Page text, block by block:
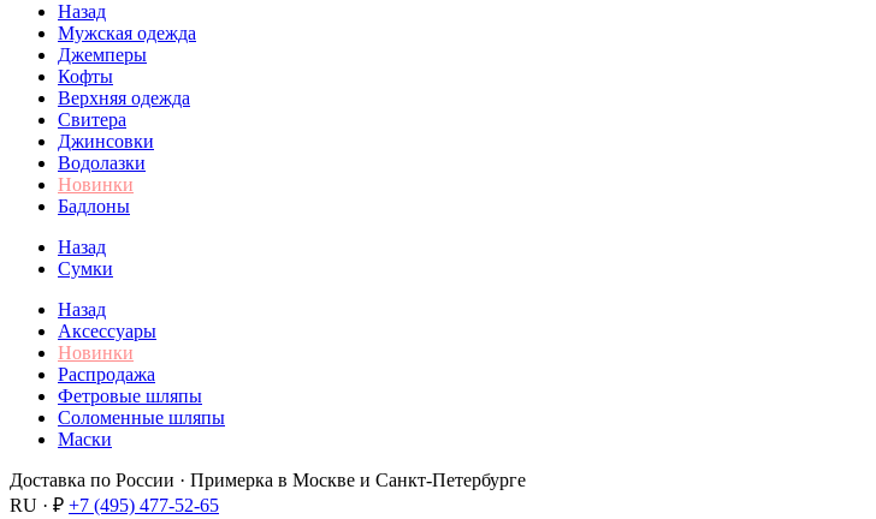
Назад
Мужская одежда
Джемперы
Кофты
Верхняя одежда
Свитера
Джинсовки
Водолазки
Новинки
Бадлоны
Назад
Сумки
Назад
Аксессуары
Новинки
Распродажа
Фетровые шляпы
Соломенные шляпы
Маски
Доставка по России · Примерка в Москве и Санкт-Петербурге
RU · ₽ +7 (495) 477-52-65